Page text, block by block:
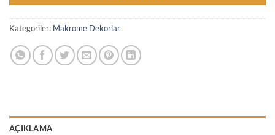
Kategoriler: Makrome Dekorlar
AÇIKLAMA